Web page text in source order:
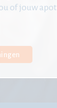
of jouw